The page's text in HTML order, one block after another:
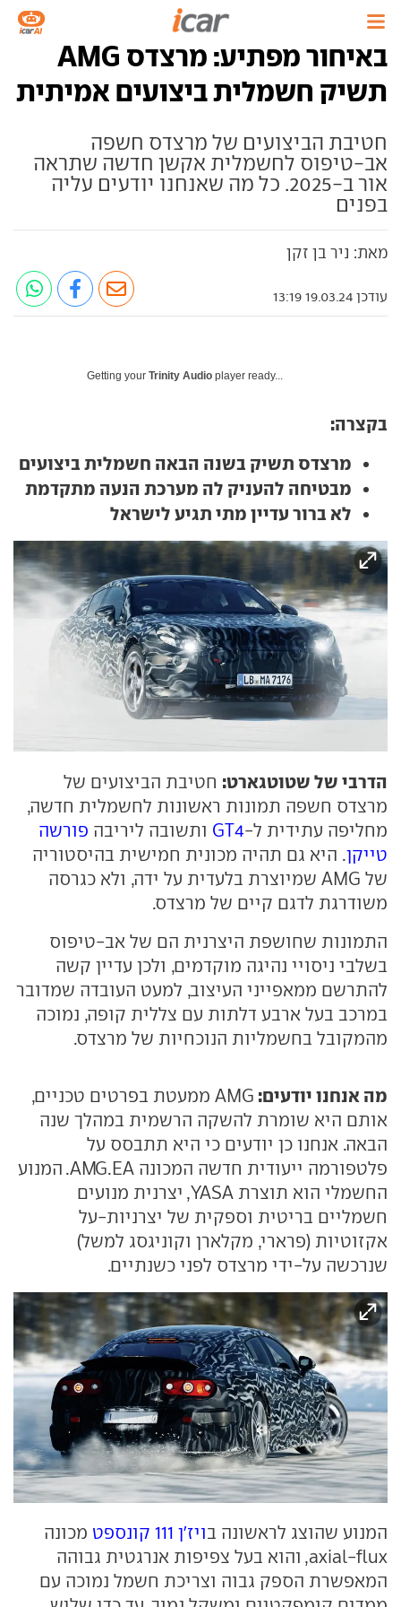
באיחור מפתיע: מרצדס AMG
תשיק חשמלית ביצועים אמיתית
חטיבת הביצועים של מרצדס חשפה
אב-טיפוס לחשמלית אקשן חדשה שתראה
אור ב-2025. כל מה שאנחנו יודעים עליה
בפנים
מאת: ניר בן זקן
עודכן 19.03.24 13:19
Getting your Trinity Audio player ready...
בקצרה:
מרצדס תשיק בשנה הבאה חשמלית ביצועים
מבטיחה להעניק לה מערכת הנעה מתקדמת
לא ברור עדיין מתי תגיע לישראל
הדרבי של שטוטגארט: חטיבת הביצועים של
מרצדס חשפה תמונות ראשונות לחשמלית חדשה,
מחליפה עתידית ל-GT4 ותשובה ליריבה פורשה
טייקן. היא גם תהיה מכונית חמישית בהיסטוריה
של AMG שמיוצרת בלעדית על ידה, ולא כגרסה
משודרגת לדגם קיים של מרצדס.
התמונות שחושפת היצרנית הם של אב-טיפוס
בשלבי ניסויי נהיגה מוקדמים, ולכן עדיין קשה
להתרשם ממאפייני העיצוב, למעט העובדה שמדובר
במרכב בעל ארבע דלתות עם צללית קופה, נמוכה
מהמקובל בחשמליות הנוכחיות של מרצדס.
מה אנחנו יודעים:
AMG ממעטת בפרטים טכניים,
אותם היא שומרת להשקה הרשמית במהלך שנה
הבאה. אנחנו כן יודעים כי היא תתבסס על
פלטפורמה ייעודית חדשה המכונה AMG.EA. המנוע
החשמלי הוא תוצרת YASA, יצרנית מנועים
חשמליים בריטית וספקית של יצרניות-על
אקזוטיות (פרארי, מקלארן וקוניגסג למשל)
שנרכשה על-ידי מרצדס לפני כשנתיים.
המנוע שהוצג לראשונה בויז'ן 111 קונספט
מכונה
axial-flux, והוא בעל צפיפות אנרגטית גבוהה
המאפשרת הספק גבוה וצריכת חשמל נמוכה עם